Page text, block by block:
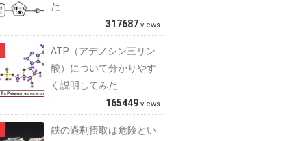
た
317687 views
ATP（アデノシン三リン
酸）について分かりやす
く説明してみた
165449 views
鉄の過剰摂取は危険とい